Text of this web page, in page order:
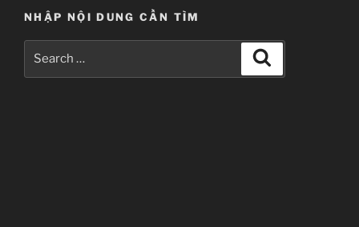
NHẬP NỘI DUNG CẦN TÌM